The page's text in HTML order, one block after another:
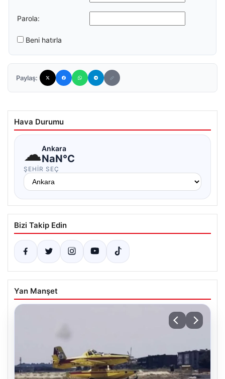
Parola:
Beni hatırla
Paylaş:
Hava Durumu
☁Ankara
NaN°C
ŞEHIR SEÇ
Bizi Takip Edin
Yan Manşet